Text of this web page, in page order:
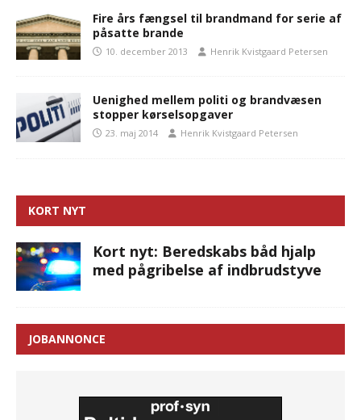
Fire års fængsel til brandmand for serie af
påsatte brande
10. december 2013 Henrik Kvistgaard Petersen
Uenighed mellem politi og brandvæsen
stopper kørselsopgaver
23. maj 2014 Henrik Kvistgaard Petersen
KORT NYT
Kort nyt: Beredskabs båd hjalp
med pågribelse af indbrudstyve
JOBANNONCE